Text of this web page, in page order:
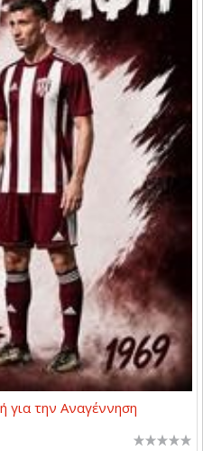
για την Αναγέννηση